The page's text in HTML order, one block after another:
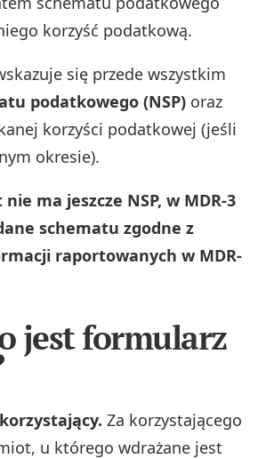
korzyść podatkową.
się przede wszystkim
podatkowego (NSP) oraz
korzyści podatkowej (jeśli
okresie).
ma jeszcze NSP, w MDR-3
schematu zgodne z
raportowanych w MDR-
jest formularz
Za korzystającego
u którego wdrażane jest